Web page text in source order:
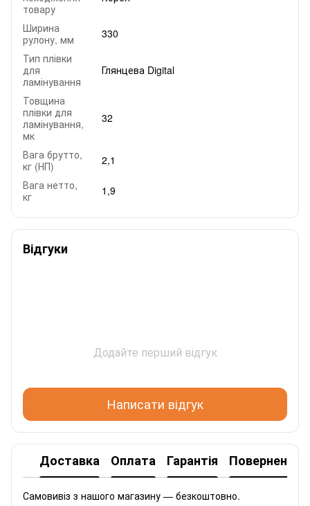
товару
Ширина
рулону, мм
330
Тип плівки
для
ламінування
Глянцева Digital
Товщина
плівки для
ламінування,
мк
32
Вага брутто,
кг (НП)
2,1
Вага нетто,
кг
1,9
Відгуки
Додайте перший відгук
Написати відгук
Доставка Оплата Гарантія Повернення
Самовивіз з нашого магазину — безкоштовно.